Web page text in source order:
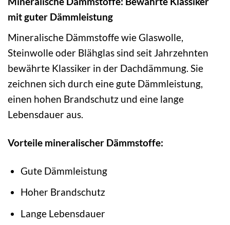
mit guter Dämmleistung
Mineralische Dämmstoffe wie Glaswolle,
Steinwolle oder Blähglas sind seit Jahrzehnten
bewährte Klassiker in der Dachdämmung. Sie
zeichnen sich durch eine gute Dämmleistung,
einen hohen Brandschutz und eine lange
Lebensdauer aus.
Vorteile mineralischer Dämmstoffe:
Gute Dämmleistung
Hoher Brandschutz
Lange Lebensdauer